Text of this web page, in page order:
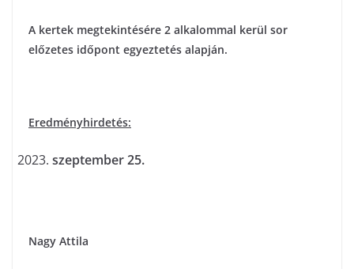
A kertek megtekintésére 2 alkalommal kerül sor
előzetes időpont egyeztetés alapján.
Eredményhirdetés:
szeptember 25.
Nagy Attila